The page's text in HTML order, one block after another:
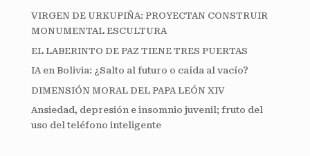
VIRGEN DE URKUPIÑA: PROYECTAN CONSTRUIR
MONUMENTAL ESCULTURA
EL LABERINTO DE PAZ TIENE TRES PUERTAS
IA en Bolivia: ¿Salto al futuro o caída al vacío?
DIMENSIÓN MORAL DEL PAPA LEÓN XIV
Ansiedad, depresión e insomnio juvenil; fruto del
uso del teléfono inteligente